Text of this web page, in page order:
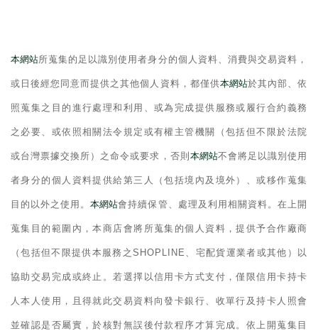
本網站所蒐集的足以識別使用者身分的個人資料、消費與交易資料，
或日後經您同意而提供之其他個人資料，都僅供本網站於其內部、依
照蒐集之目的進行處理和利用、或為完成提供服務或履行合約義務
之必要、或依照相關法令規定或有權主管機關（包括但不限於法院
或台灣票據交換所）之命令或要求，否則 本網站不會將足以識別使用
者身分的個人資料提供給第三人（包括境內及境外）、或移作蒐集
目的以外之使用。本網站會持續保管、處理及利用相關資料。在上開
蒐集目的範圍內，本商店會將所蒐集的個人資料，提供予合作廠商
（包括但不限提供本服務之 SHOPLINE 、宅配貨運業者或其他）以
協助交易完成或終止。若選擇以信用卡方式支付，僅限信用卡持卡
人本人使用，且得就此交易資料向發卡銀行、收單行及持卡人照會
並確認是否屬實，於核對無誤後付款程序才算完成。依上開蒐集目